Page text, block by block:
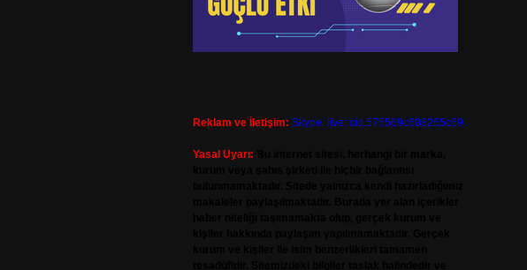
Reklam ve İletişim: Skype: live:.cid.575569c608265c69
Yasal Uyarı: